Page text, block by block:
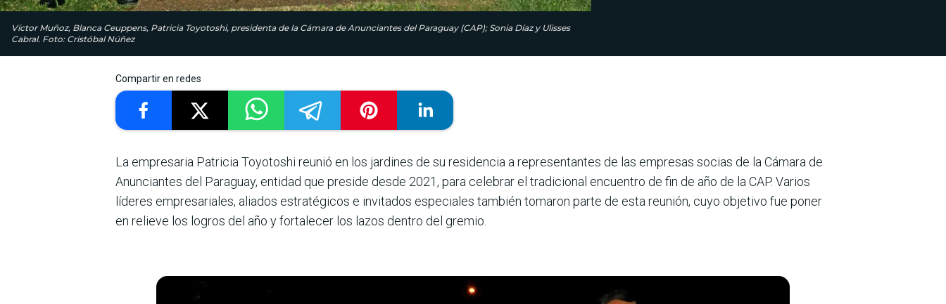
Víctor Muñoz, Blanca Ceuppens, Patricia Toyotoshi, presidenta de la Cámara de Anunciantes del Paraguay (CAP); Sonia Díaz y Ulisses
Cabral. Foto: Cristóbal Núñez
Compartir en redes
La empresaria Patri­cia Toyotoshi reunió en los jardines de su resi­dencia a representantes de las empresas socias de la Cámara de
Anunciantes del Paraguay, entidad que preside desde 2021, para celebrar el tradicio­nal encuentro de fin de año de la CAP. Varios
líderes empre­sariales, aliados estratégicos e invitados especiales también tomaron parte de esta reu­nión, cuyo objetivo fue poner
en relieve los logros del año y fortalecer los lazos dentro del gremio.